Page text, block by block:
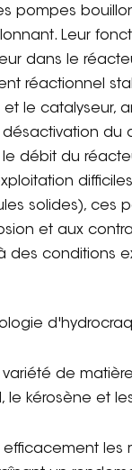
pompes
Leur
dans le
réactionnel
le catalyseur,
du
débit du
solides), ces
et aux
des conditions
de
le kérosène et
les